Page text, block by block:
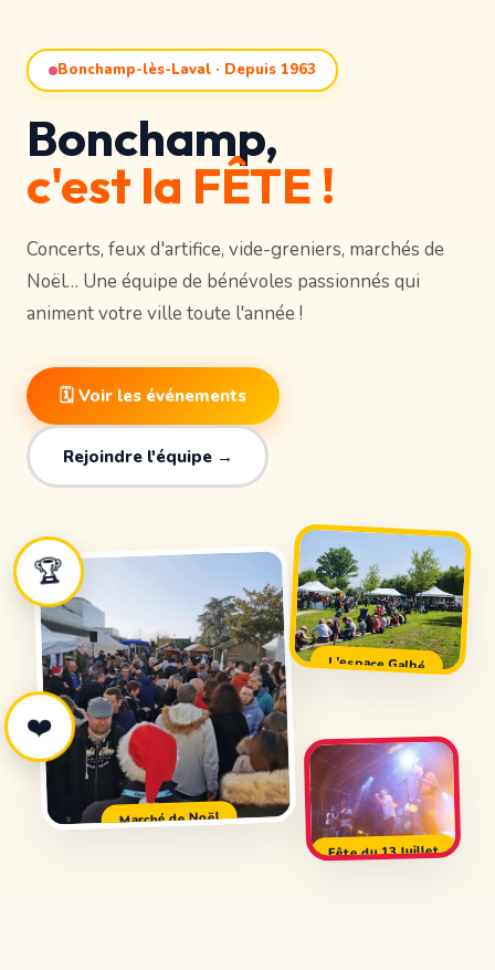
Bonchamp-lès-Laval · Depuis 1963
Bonchamp,
c'est la FÊTE !
Concerts, feux d'artifice, vide-greniers, marchés de
Noël… Une équipe de bénévoles passionnés qui
animent votre ville toute l'année !
🗓 Voir les événements
Rejoindre l'équipe →
🏆
❤️
Marché de Noël
L'espace Galbé
Fête du 13 Juillet